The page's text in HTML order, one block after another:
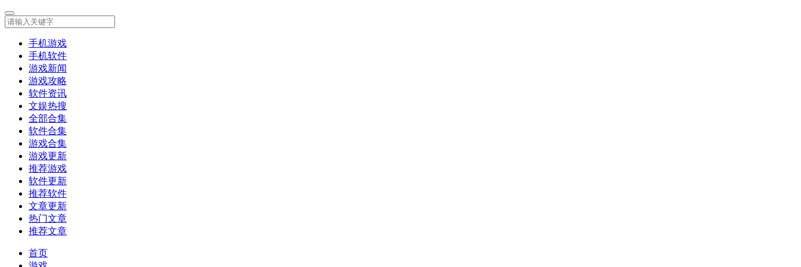
手机游戏
手机软件
游戏新闻
游戏攻略
软件资讯
文娱热搜
全部合集
软件合集
游戏合集
游戏更新
推荐游戏
软件更新
推荐软件
文章更新
热门文章
推荐文章
首页